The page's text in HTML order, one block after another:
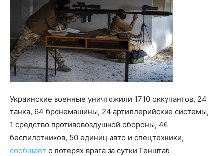
Украинские военные уничтожили 1710 оккупантов, 24
танка, 64 бронемашины, 24 артиллерийские системы,
1 средство противовоздушной обороны, 46
беспилотников, 50 единиц авто и спецтехники,
сообщает о потерях врага за сутки Генштаб